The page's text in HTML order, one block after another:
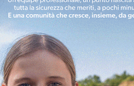
processo, lo stop ai sorpassi
Cronaca 3 Agosto 2026
Scomparso da una struttura
Fiorentino l’uomo che aveva
Levane nel 2020